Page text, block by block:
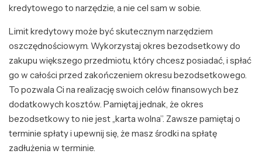
kredytowego to narzędzie, a nie cel sam w sobie.
Limit kredytowy może być skutecznym narzędziem
oszczędnościowym. Wykorzystaj okres bezodsetkowy do
zakupu większego przedmiotu, który chcesz posiadać, i spłać
go w całości przed zakończeniem okresu bezodsetkowego.
To pozwala Ci na realizację swoich celów finansowych bez
dodatkowych kosztów. Pamiętaj jednak, że okres
bezodsetkowy to nie jest „karta wolna”. Zawsze pamiętaj o
terminie spłaty i upewnij się, że masz środki na spłatę
zadłużenia w terminie.